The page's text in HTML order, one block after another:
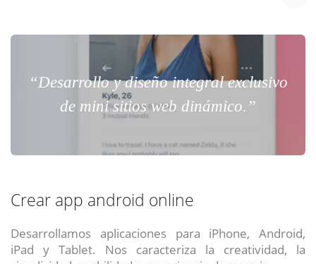
“Desarrollo y diseño integral exclusivo
de mini sitios web dinámico.”
Crear app android online
Desarrollamos aplicaciones para iPhone, Android,
iPad y Tablet. Nos caracteriza la creatividad, la